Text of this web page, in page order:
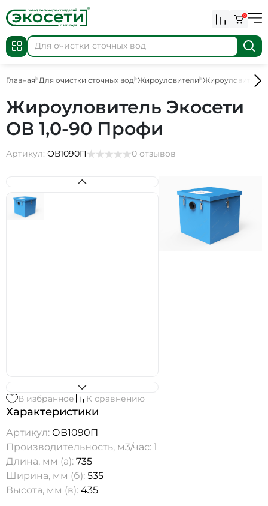
0
Главная Для очистки сточных вод Жироуловители Жироуловители
Жироуловитель Экосети
ОВ 1,0-90 Профи
Артикул: ОВ1090П 0 отзывов
В избранное К сравнению
Характеристики
Артикул: ОВ1090П
Производительность, м3/час: 1
Длина, мм (а): 735
Ширина, мм (б): 535
Высота, мм (в): 435